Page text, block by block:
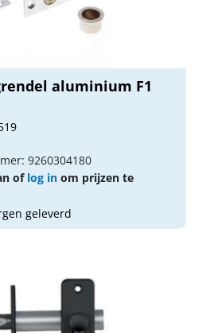
aluminium F1
9260304180
of log in om prijzen te
geleverd